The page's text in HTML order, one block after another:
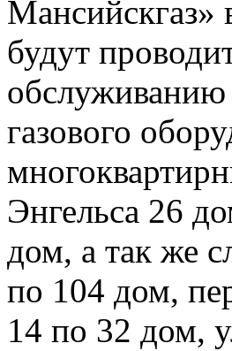
Мансийскгаз»
будут
обслуживанию
газового
Энгельса 26
дом, а так же
по 104 дом,
14 по 32 дом,